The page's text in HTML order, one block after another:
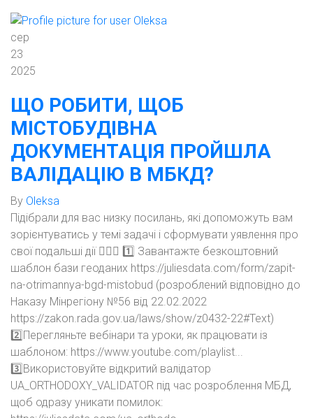
-
сер
23
2025
ЩО РОБИТИ, ЩОБ
МІСТОБУДІВНА
ДОКУМЕНТАЦІЯ ПРОЙШЛА
ВАЛІДАЦІЮ В МБКД?
By Oleksa
Підібрали для вас низку посилань, які допоможуть вам
зорієнтуватись у темі задачі і сформувати уявлення про
свої подальші дії 👇🏻🤓 1️⃣ Завантажте безкоштовний
шаблон бази геоданих https://juliesdata.com/form/zapit-
na-otrimannya-bgd-mistobud (розроблений відповідно до
Наказу Мінрегіону №56 від 22.02.2022
https://zakon.rada.gov.ua/laws/show/z0432-22#Text)
2️⃣Перегляньте вебінари та уроки, як працювати із
шаблоном: https://www.youtube.com/playlist...
3️⃣Використовуйте відкритий валідатор
UA_ORTHODOXY_VALIDATOR під час розроблення МБД,
щоб одразу уникати помилок: